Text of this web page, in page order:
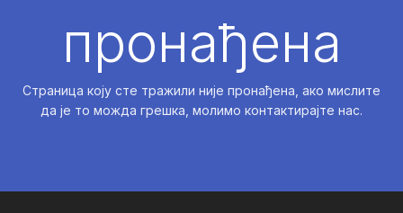
пронађена
Страница коју сте тражили није пронађена, ако мислите
да је то можда грешка, молимо контактирајте нас.